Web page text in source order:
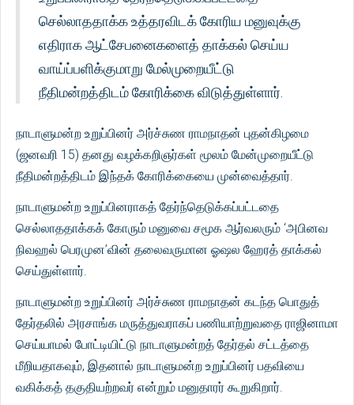
செல்லாததாக்க உத்தரவிடக் கோரிய மனுவுக்கு
எதிராக ஆட்சேபனைகளைத் தாக்கல் செய்ய
வாய்ப்பளிக்குமாறு மேல்முறையீட்டு
நீதிமன்றத்திடம் கோரிக்கை விடுத்துள்ளார்.
நாடாளுமன்ற உறுப்பினர் அர்ச்சுண ராமநாதன் புதன்கிழமை
(ஜனவரி 15) தனது வழக்கறிஞர்கள் மூலம் மேன்முறையீட்டு
நீதிமன்றத்திடம் இந்தக் கோரிக்கையை முன்வைத்தார்.
நாடாளுமன்ற உறுப்பினராகத் தேர்ந்தெடுக்கப்பட்டதை
செல்லாததாக்கக் கோரும் மனுவை சமூக ஆர்வலரும் ‘அபினவ
நிவஹல் பெரமுன’வின் தலைவருமான ஓஷல ஹேரத் தாக்கல்
செய்துள்ளார்.
நாடாளுமன்ற உறுப்பினர் அர்ச்சுண ராமநாதன் கடந்த பொதுத்
தேர்தலில் அரசாங்க மருத்துவராகப் பணியாற்றுவதை ராஜினாமா
செய்யாமல் போட்டியிட்டு நாடாளுமன்றத் தேர்தல் சட்டத்தை
மீறியதாகவும், இதனால் நாடாளுமன்ற உறுப்பினர் பதவியை
வகிக்கத் தகுதியற்றவர் என்றும் மனுதாரர் கூறுகிறார்.